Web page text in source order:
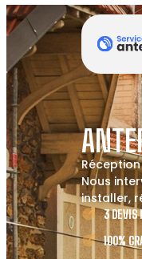
Nous
installer,
3 DEVIS
100%